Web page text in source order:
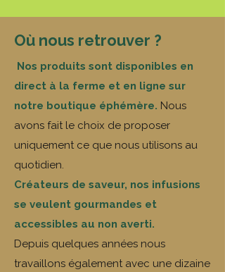
Où nous retrouver ?
Nos produits sont disponibles en
direct à la ferme et en ligne sur
notre boutique éphémère. Nous
avons fait le choix de proposer
uniquement ce que nous utilisons au
quotidien.
Créateurs de saveur, nos infusions
se veulent gourmandes et
accessibles au non averti.
​Depuis quelques années nous
travaillons également avec une dizaine